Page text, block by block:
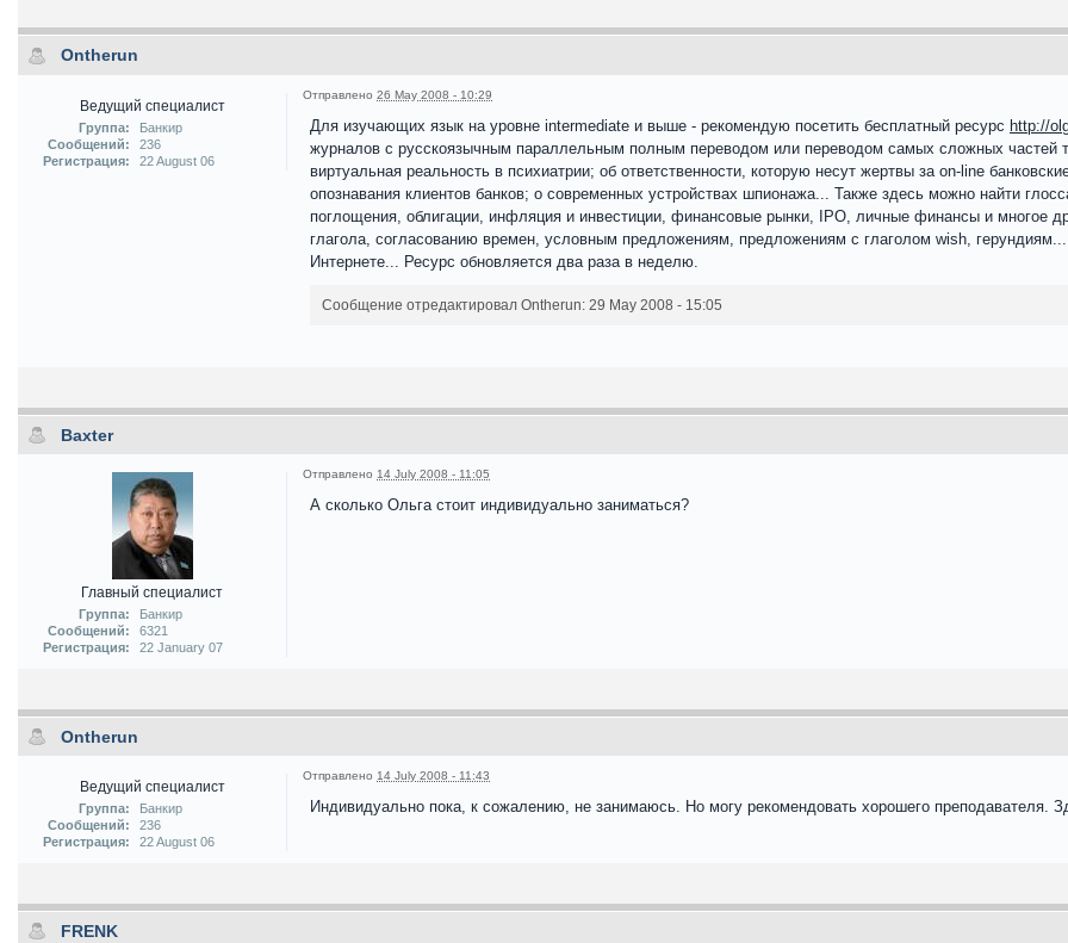
Ontherun
Ведущий специалист
Группа:
Банкир
Сообщений:
236
Регистрация:
22 August 06
Отправлено 26 May 2008 - 10:29
Для изучающих язык на уровне intermediate и выше - рекомендую посетить бесплатный ресурс http://
журналов с русскоязычным параллельным полным переводом или переводом самых сложных частей
виртуальная реальность в психиатрии; об ответственности, которую несут жертвы за on-line
опознавания клиентов банков; о современных устройствах шпионажа... Также здесь можно найти
поглощения, облигации, инфляция и инвестиции, финансовые рынки, IPO, личные финансы и многое
глагола, согласованию времен, условным предложениям, предложениям с глаголом wish,
Интернете... Ресурс обновляется два раза в неделю.
Сообщение отредактировал Ontherun: 29 May 2008 - 15:05
Baxter
Главный специалист
Группа:
Банкир
Сообщений:
6321
Регистрация:
22 January 07
Отправлено 14 July 2008 - 11:05
А сколько Ольга стоит индивидуально заниматься?
Ontherun
Ведущий специалист
Группа:
Банкир
Сообщений:
236
Регистрация:
22 August 06
Отправлено 14 July 2008 - 11:43
Индивидуально пока, к сожалению, не занимаюсь. Но могу рекомендовать хорошего преподавателя.
FRENK